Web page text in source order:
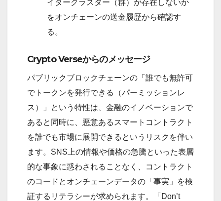
イダークラスター（群）が存在しないか
をオンチェーンの送金履歴から確認す
る。
Crypto Verseからのメッセージ
パブリックブロックチェーンの「誰でも無許可
でトークンを発行できる（パーミッションレ
ス）」という特性は、金融のイノベーションで
あると同時に、悪意あるスマートコントラクト
を誰でも市場に展開できるというリスクを伴い
ます。SNS上の情報や価格の急騰といった表層
的な事象に惑わされることなく、コントラクト
のコードとオンチェーンデータの「事実」を検
証するリテラシーが求められます。「Don’t